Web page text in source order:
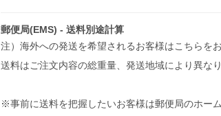
郵便局(EMS) - 送料別途計算
注）海外への発送を希望されるお客様はこちらを
送料はご注文内容の総重量、発送地域により異な
※事前に送料を把握したいお客様は郵便局のホー